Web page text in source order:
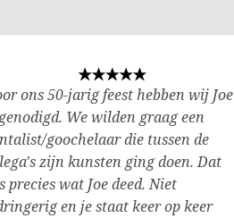
ons 50-jarig feest hebben wij Joe
We wilden graag een
goochelaar die tussen de
zijn kunsten ging doen. Dat
precies wat Joe deed. Niet
en je staat keer op keer